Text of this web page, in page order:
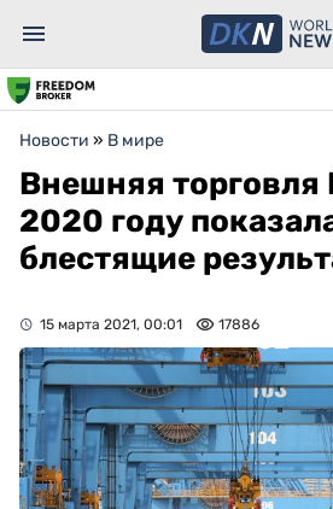
Новости » В мире
Внешняя торговля
2020 году
блестящие
15 марта 2021, 00:01 17886